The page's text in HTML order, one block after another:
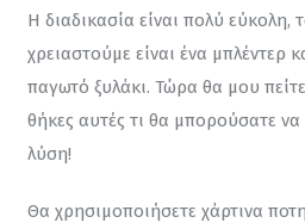
Η διαδικασία είναι πολύ εύκολη,
χρειαστούμε είναι ένα μπλέντερ
παγωτό ξυλάκι. Τώρα θα μου
θήκες αυτές τι θα μπορούσατε
λύση!
Θα χρησιμοποιήσετε χάρτινα